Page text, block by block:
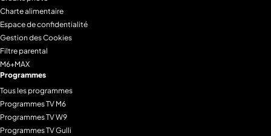
Charte alimentaire
Espace de confidentialité
Gestion des Cookies
Filtre parental
M6+MAX
Programmes
Tous les programmes
Programmes TV M6
Programmes TV W9
Programmes TV Gulli